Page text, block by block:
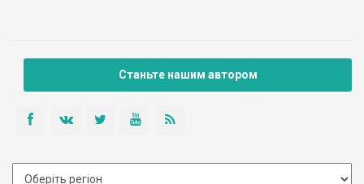
Станьте нашим автором